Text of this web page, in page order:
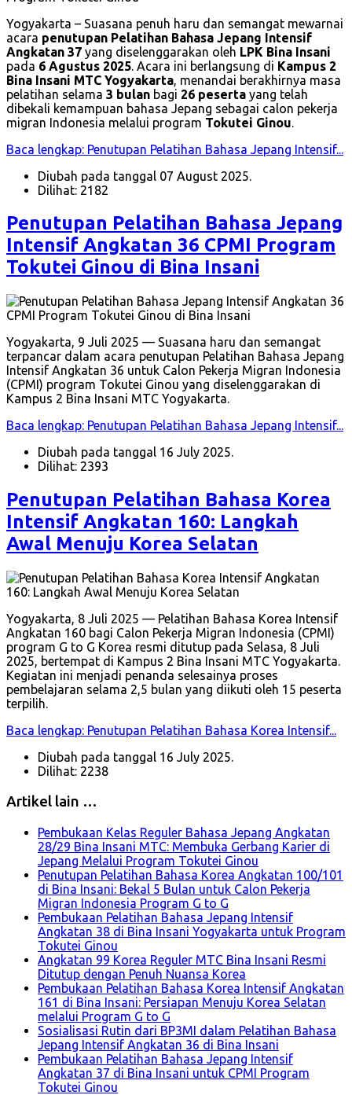
Yogyakarta – Suasana penuh haru dan semangat mewarnai
acara penutupan Pelatihan Bahasa Jepang Intensif
Angkatan 37 yang diselenggarakan oleh LPK Bina Insani
pada 6 Agustus 2025 . Acara ini berlangsung di Kampus 2
Bina Insani MTC Yogyakarta , menandai berakhirnya masa
pelatihan selama 3 bulan bagi 26 peserta yang telah
dibekali kemampuan bahasa Jepang sebagai calon pekerja
migran Indonesia melalui program Tokutei Ginou
Baca lengkap: Penutupan Pelatihan Bahasa Jepang Intensif...
Diubah pada tanggal 07 August 2025.
Dilihat: 2182
Penutupan Pelatihan Bahasa Jepang
Intensif Angkatan 36 CPMI Program
Tokutei Ginou di Bina Insani
Yogyakarta, 9 Juli 2025 — Suasana haru dan semangat
terpancar dalam acara penutupan Pelatihan Bahasa Jepang
Intensif Angkatan 36 untuk Calon Pekerja Migran Indonesia
(CPMI) program Tokutei Ginou yang diselenggarakan di
Kampus 2 Bina Insani MTC Yogyakarta.
Baca lengkap: Penutupan Pelatihan Bahasa Jepang Intensif...
Diubah pada tanggal 16 July 2025.
Dilihat: 2393
Penutupan Pelatihan Bahasa Korea
Intensif Angkatan 160: Langkah
Awal Menuju Korea Selatan
Yogyakarta, 8 Juli 2025 — Pelatihan Bahasa Korea Intensif
Angkatan 160 bagi Calon Pekerja Migran Indonesia (CPMI)
program G to G Korea resmi ditutup pada Selasa, 8 Juli
2025, bertempat di Kampus 2 Bina Insani MTC Yogyakarta.
Kegiatan ini menjadi penanda selesainya proses
pembelajaran selama 2,5 bulan yang diikuti oleh 15 peserta
terpilih.
Baca lengkap: Penutupan Pelatihan Bahasa Korea Intensif...
Diubah pada tanggal 16 July 2025.
Dilihat: 2238
Artikel lain …
Pembukaan Kelas Reguler Bahasa Jepang Angkatan
28/29 Bina Insani MTC: Membuka Gerbang Karier di
Jepang Melalui Program Tokutei Ginou
Penutupan Pelatihan Bahasa Korea Angkatan 100/101
di Bina Insani: Bekal 5 Bulan untuk Calon Pekerja
Migran Indonesia Program G to G
Pembukaan Pelatihan Bahasa Jepang Intensif
Angkatan 38 di Bina Insani Yogyakarta untuk Program
Tokutei Ginou
Angkatan 99 Korea Reguler MTC Bina Insani Resmi
Ditutup dengan Penuh Nuansa Korea
Pembukaan Pelatihan Bahasa Korea Intensif Angkatan
161 di Bina Insani: Persiapan Menuju Korea Selatan
melalui Program G to G
Sosialisasi Rutin dari BP3MI dalam Pelatihan Bahasa
Jepang Intensif Angkatan 36 di Bina Insani
Pembukaan Pelatihan Bahasa Jepang Intensif
Angkatan 37 di Bina Insani untuk CPMI Program
Tokutei Ginou